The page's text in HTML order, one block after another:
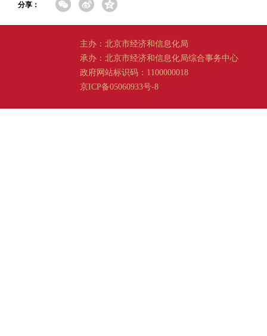
分享：
主办：北京市经济和信息化局
承办：北京市经济和信息化局综合事务中心
政府网站标识码：1100000018
京ICP备05060933号-8